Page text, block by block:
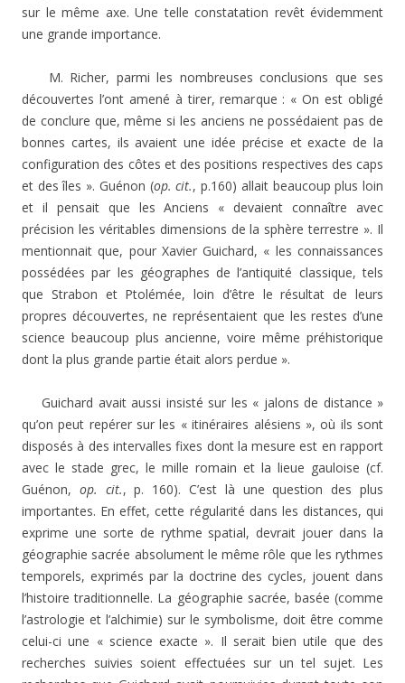
sur le même axe. Une telle constatation revêt évidemment
une grande importance.
M. Richer, parmi les nombreuses conclusions que ses
découvertes l’ont amené à tirer, remarque : « On est obligé
de conclure que, même si les anciens ne possédaient pas de
bonnes cartes, ils avaient une idée précise et exacte de la
configuration des côtes et des positions respectives des caps
et des îles ». Guénon (op. cit., p.160) allait beaucoup plus loin
et il pensait que les Anciens « devaient connaître avec
précision les véritables dimensions de la sphère terrestre ». Il
mentionnait que, pour Xavier Guichard, « les connaissances
possédées par les géographes de l’antiquité classique, tels
que Strabon et Ptolémée, loin d’être le résultat de leurs
propres découvertes, ne représentaient que les restes d’une
science beaucoup plus ancienne, voire même préhistorique
dont la plus grande partie était alors perdue ».
Guichard avait aussi insisté sur les « jalons de distance »
qu’on peut repérer sur les « itinéraires alésiens », où ils sont
disposés à des intervalles fixes dont la mesure est en rapport
avec le stade grec, le mille romain et la lieue gauloise (cf.
Guénon, op. cit., p. 160). C’est là une question des plus
importantes. En effet, cette régularité dans les distances, qui
exprime une sorte de rythme spatial, devrait jouer dans la
géographie sacrée absolument le même rôle que les rythmes
temporels, exprimés par la doctrine des cycles, jouent dans
l’histoire traditionnelle. La géographie sacrée, basée (comme
l’astrologie et l’alchimie) sur le symbolisme, doit être comme
celui-ci une « science exacte ». Il serait bien utile que des
recherches suivies soient effectuées sur un tel sujet. Les